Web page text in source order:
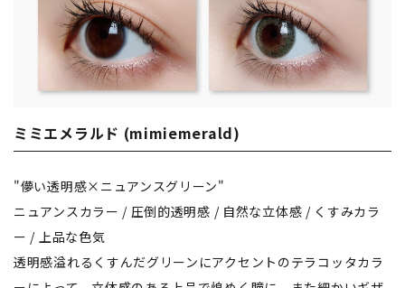
ミミエメラルド (mimiemerald)
"儚い透明感×ニュアンスグリーン"
ニュアンスカラー / 圧倒的透明感 / 自然な立体感 / くすみカラ
ー / 上品な色気
透明感溢れるくすんだグリーンにアクセントのテラコッタカラ